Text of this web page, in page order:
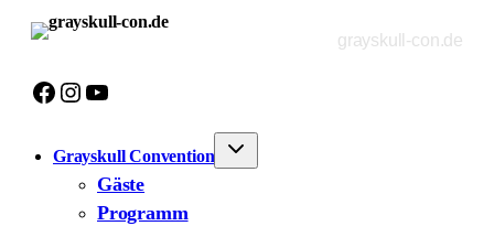
Zum
grayskull-con.de
Facebook
Instagram
YouTube
Grayskull Convention
Gäste
Programm